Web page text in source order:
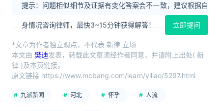
提示：问题相似细节及证据有变化答案会不一致，建议根据自
身情况咨询律师，最快3~15分钟获得解答！ 立即提问
*文章为作者独立观点，不代表 新律 立场
本文由 樊迪发表，转载此文章须经作者同意，并请附上出处( 新
律 )及本页链接。
原文链接 https://www.mcbang.com/learn/yiliao/5297.html
九派新闻 河北 怀孕 人流